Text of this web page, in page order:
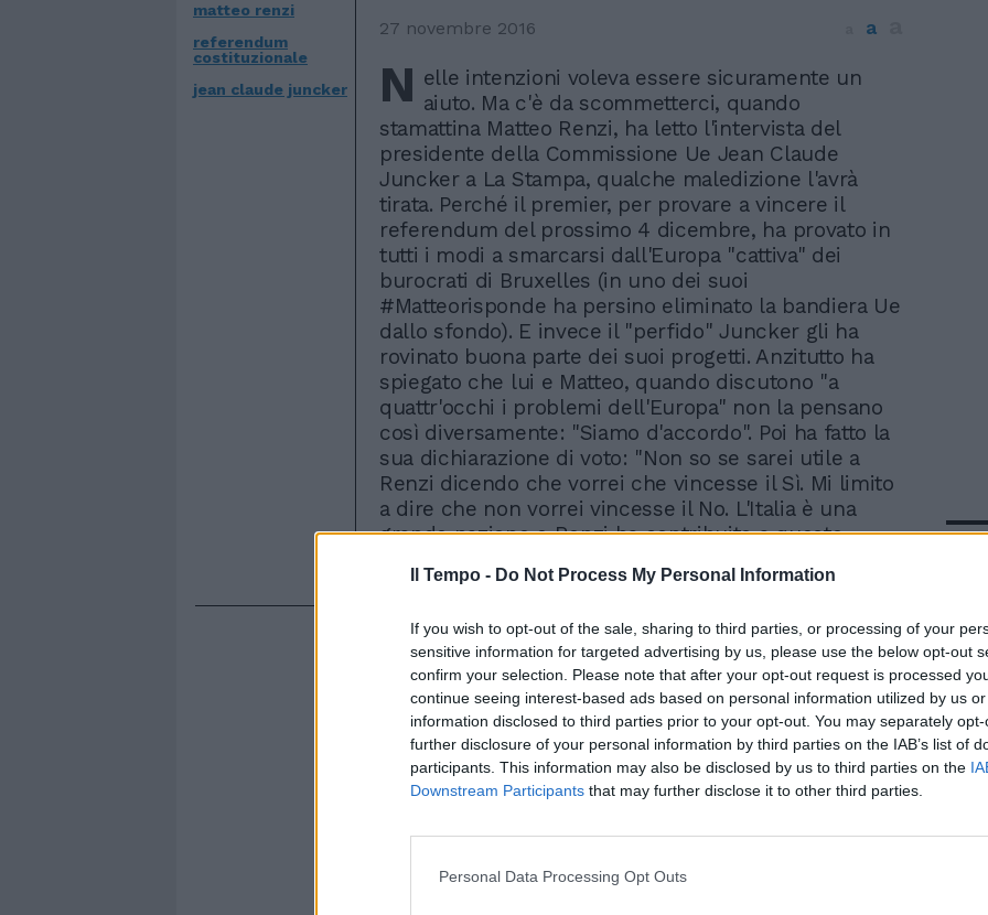
Il Tempo - Do Not Process My Personal Information
If you wish to opt-out of the sale, sharing to third parties, or processing of your
sensitive information for targeted advertising by us, please use the below opt-out
confirm your selection. Please note that after your opt-out request is processed
continue seeing interest-based ads based on personal information utilized by us
information disclosed to third parties prior to your opt-out. You may separately
further disclosure of your personal information by third parties on the IAB’s list of
participants. This information may also be disclosed by us to third parties on the
Downstream Participants that may further disclose it to other third parties.
Personal Data Processing Opt Outs
matteo renzi
referendum
costituzionale
jean claude juncker
27 novembre 2016 a
N elle intenzioni voleva essere sicuramente un
aiuto. Ma c'è da scommetterci, quando
stamattina Matteo Renzi, ha letto l'intervista del
presidente della Commissione Ue Jean Claude
Juncker a La Stampa, qualche maledizione l'avrà
tirata. Perché il premier, per provare a vincere il
referendum del prossimo 4 dicembre, ha provato in
tutti i modi a smarcarsi dall'Europa "cattiva" dei
burocrati di Bruxelles (in uno dei suoi
#Matteorisponde ha persino eliminato la bandiera Ue
dallo sfondo). E invece il "perfido" Juncker gli ha
rovinato buona parte dei suoi progetti. Anzitutto ha
spiegato che lui e Matteo, quando discutono "a
quattr'occhi i problemi dell'Europa" non la pensano
così diversamente: "Siamo d'accordo". Poi ha fatto la
sua dichiarazione di voto: "Non so se sarei utile a
Renzi dicendo che vorrei che vincesse il Sì. Mi limito
a dire che non vorrei vincesse il No. L'Italia è una
grande nazione e Renzi ha contribuito a questo.
In
Rudy Giuliani a Come States?